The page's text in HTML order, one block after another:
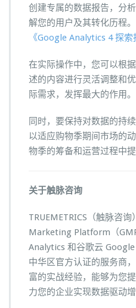
创建专属的数据报告，分
解您的用户及其转化历程
《Google Analytics 4 探索
在实际操作中，您可以根
述的内容进行灵活调整和
际需求，发挥最大的作用。
同时，要保持对数据的持
以适应购物季期间市场的
物季的筹备和运营过程中
关于触脉咨询
TRUEMETRICS（触脉咨
Marketing Platform（
Analytics 和谷歌云
中华区官方认证的服务商
富的实战经验，能够为您
力您的企业实现数据驱动增